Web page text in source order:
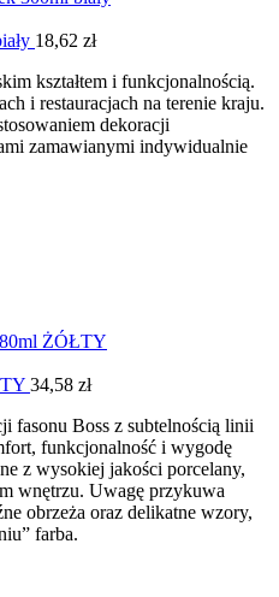
18,62 zł
kształtem i funkcjonalnością.
i restauracjach na terenie kraju.
dekoracji
zamawianymi indywidualnie
34,58 zł
fasonu Boss z subtelnością linii
funkcjonalność i wygodę
z wysokiej jakości porcelany,
wnętrzu. Uwagę przykuwa
obrzeża oraz delikatne wzory,
farba.